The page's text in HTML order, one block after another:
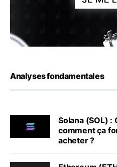
Analyses fondamentales
Solana (SOL) :
comment ça
acheter ?